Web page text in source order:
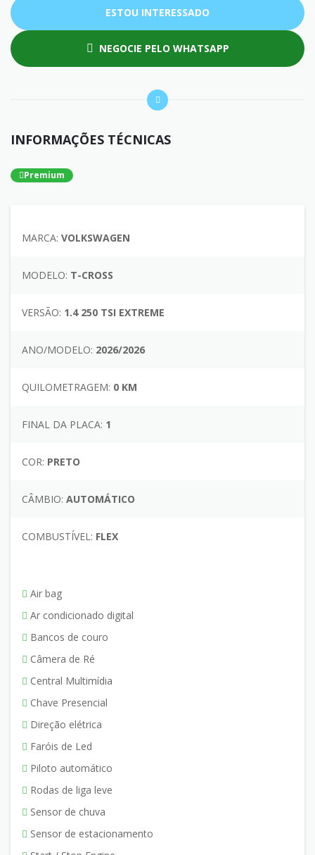
ESTOU INTERESSADO
NEGOCIE PELO WHATSAPP
INFORMAÇÕES TÉCNICAS
Premium
MARCA: VOLKSWAGEN
MODELO: T-CROSS
VERSÃO: 1.4 250 TSI EXTREME
ANO/MODELO: 2026/2026
QUILOMETRAGEM: 0 KM
FINAL DA PLACA: 1
COR: PRETO
CÂMBIO: AUTOMÁTICO
COMBUSTÍVEL: FLEX
Air bag
Ar condicionado digital
Bancos de couro
Câmera de Ré
Central Multimídia
Chave Presencial
Direção elétrica
Faróis de Led
Piloto automático
Rodas de liga leve
Sensor de chuva
Sensor de estacionamento